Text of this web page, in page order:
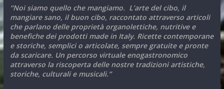
“Noi siamo quello che mangiamo. L’arte del cibo, il
mangiare sano, il buon cibo, raccontato attraverso articoli
che parlano delle proprietà organolettiche, nutritive e
benefiche dei prodotti made in Italy. Ricette contemporane
e storiche, semplici o articolate, sempre gratuite e pronte
da scaricare. Un percorso virtuale enogastronomico
attraverso la riscoperta delle nostre tradizioni artistiche,
storiche, culturali e musicali.”